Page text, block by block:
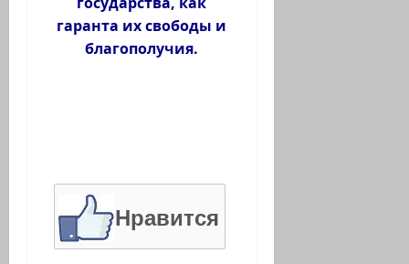
гаранта их свободы и
благополучия.
Нравится